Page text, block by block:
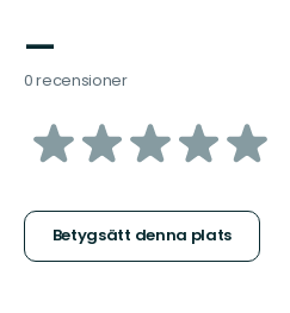
—
0 recensioner
av
stjärnor
Betygsätt denna plats